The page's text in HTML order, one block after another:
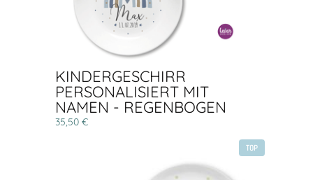
KINDERGESCHIRR
PERSONALISIERT MIT
NAMEN - REGENBOGEN
35,50 €
TOP